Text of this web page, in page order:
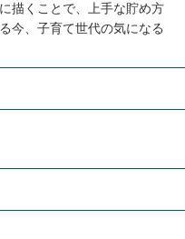
描くことで、上手な貯め方
今、子育て世代の気になる